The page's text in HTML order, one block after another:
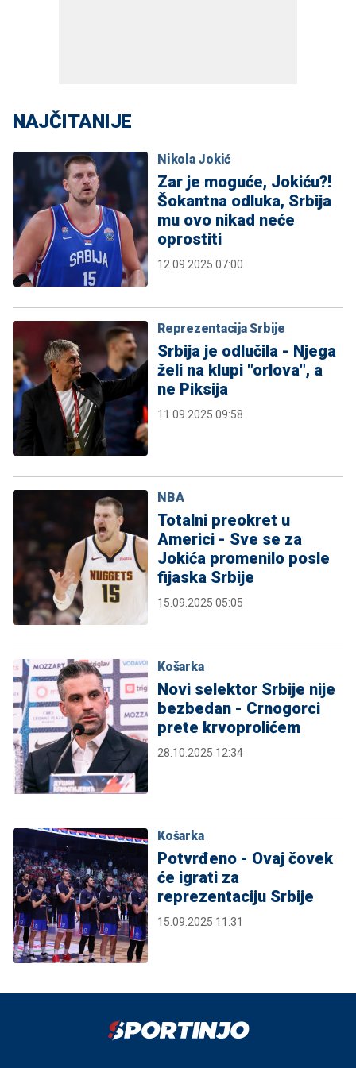
NAJČITANIJE
Nikola Jokić
Zar je moguće, Jokiću?!
Šokantna odluka, Srbija
mu ovo nikad neće
oprostiti
12.09.2025 07:00
Reprezentacija Srbije
Srbija je odlučila - Njega
želi na klupi "orlova", a
ne Piksija
11.09.2025 09:58
NBA
Totalni preokret u
Americi - Sve se za
Jokića promenilo posle
fijaska Srbije
15.09.2025 05:05
Košarka
Novi selektor Srbije nije
bezbedan - Crnogorci
prete krvoprolićem
28.10.2025 12:34
Košarka
Potvrđeno - Ovaj čovek
će igrati za
reprezentaciju Srbije
15.09.2025 11:31